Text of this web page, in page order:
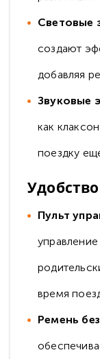
Световые
создают
добавляя
Звуковые
как
поездку
Пульт
время
Ремень